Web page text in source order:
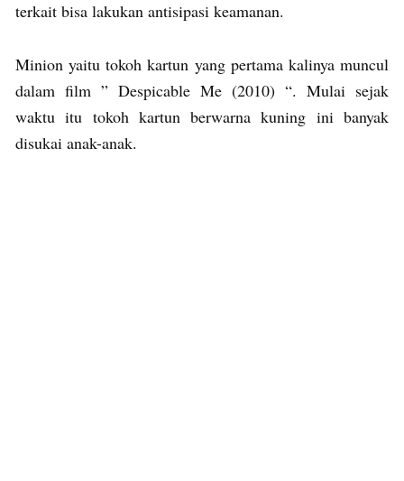
terkait bisa lakukan antisipasi keamanan.
Minion yaitu tokoh kartun yang pertama kalinya muncul
dalam film ” Despicable Me (2010) “. Mulai sejak
waktu itu tokoh kartun berwarna kuning ini banyak
disukai anak-anak.